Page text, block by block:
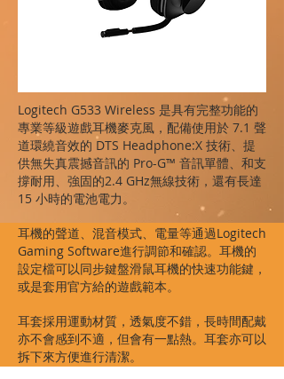
Logitech G533 Wireless 是具有完整功能的
專業等級遊戲耳機麥克風，配備使用於 7.1 聲
道環繞音效的 DTS Headphone:X 技術、提
供無失真震撼音訊的 Pro-G™ 音訊單體、和支
撐耐用、強固的2.4 GHz無線技術，還有長達
15 小時的電池電力。
耳機的聲道、混音模式、電量等通過Logitech
Gaming Software進行調節和確認。耳機的
設定檔可以同步鍵盤滑鼠耳機的快速功能鍵，
或是套用官方給的遊戲範本。
耳套採用運動材質，透氣度不錯，長時間配戴
亦不會感到不適，但會有一點熱。耳套亦可以
拆下來方便進行清潔。